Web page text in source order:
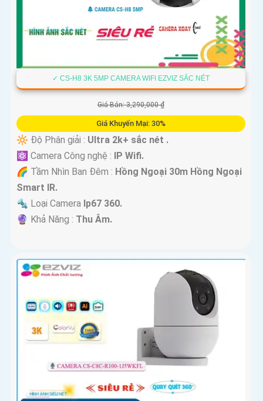
✓ CS-H8 3K 5MP CAMERA WIFI EZVIZ SẮC NÉT
Giá Bán: 3,290,000 ₫
Giá Khuyến Mại: 30%
🔆 Độ Phân giải : Ultra 2k+ sắc nét .
⚛️ Camera Công nghệ :
IP Wifi.
🌈 Tầm Nhìn Ban Đêm : Hồng Ngoại 30m Hồng Ngoại
Smart IR.
🔩 Loại Camera Ip67 360.
️🔮 Khả Năng : Thu Âm.